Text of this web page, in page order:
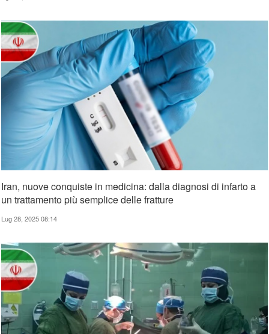
Iran, nuove conquiste in medicina: dalla diagnosi di infarto a
un trattamento più semplice delle fratture
Lug 28, 2025 08:14